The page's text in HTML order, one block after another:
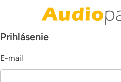
Prihlásenie
E-mail